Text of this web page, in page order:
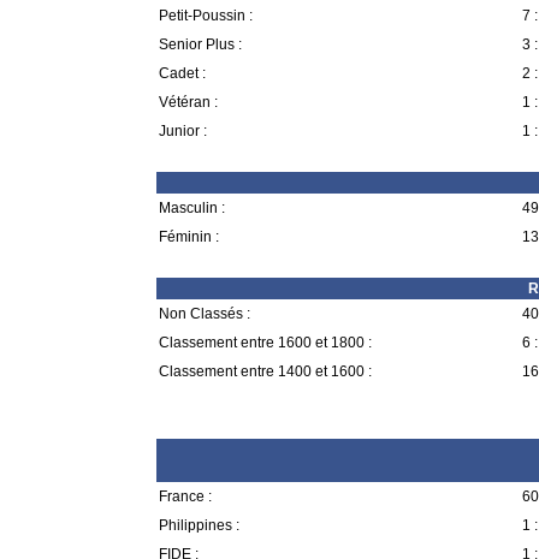
Petit-Poussin :
7 :
Senior Plus :
3 :
Cadet :
2 :
Vétéran :
1 :
Junior :
1 :
Masculin :
Féminin :
Non Classés :
Classement entre 1600 et 1800 :
6 :
Classement entre 1400 et 1600 :
France :
Philippines :
1 :
FIDE :
1 :